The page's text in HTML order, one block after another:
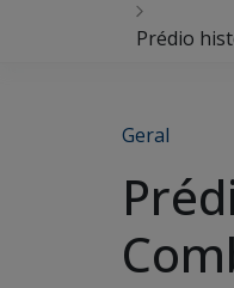
Prédio
Geral